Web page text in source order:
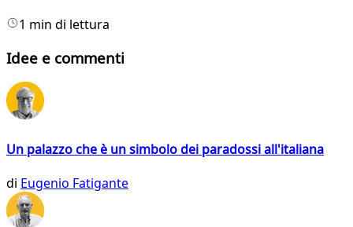
1 min di lettura
Idee e commenti
Un palazzo che è un simbolo dei paradossi all'italiana
di Eugenio Fatigante